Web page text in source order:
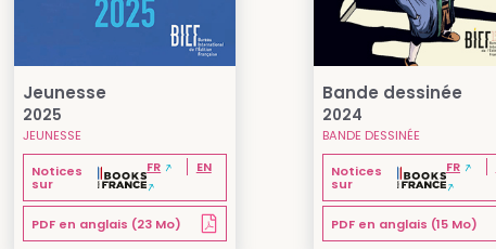
Jeunesse
2025
JEUNESSE
Notices
sur
FR EN
PDF en anglais (23 Mo)
Bande dessinée
2024
BANDE DESSINÉE
Notices
sur
FR
PDF en anglais (15 Mo)